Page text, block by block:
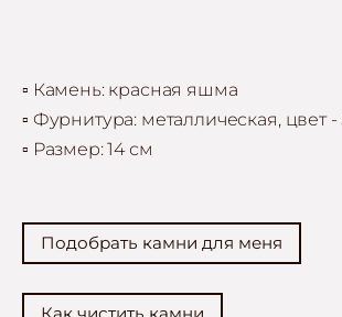
▫️ Камень: красная яшма
▫️ Фурнитура: металлическая, цвет -
▫️ Размер: 14 см
Подобрать камни для меня